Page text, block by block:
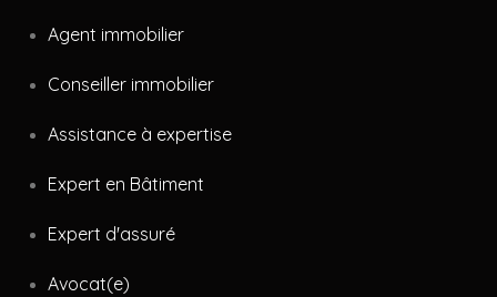
Agent immobilier
Conseiller immobilier
Assistance à expertise
Expert en Bâtiment
Expert d'assuré
Avocat(e)